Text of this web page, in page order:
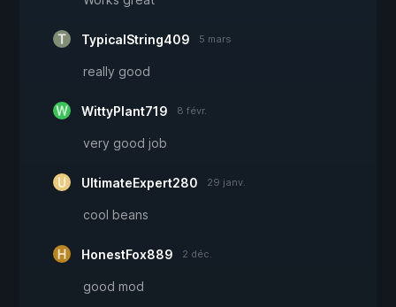
TypicalString409 5 mars
really good
WittyPlant719 8 févr.
very good job
UltimateExpert280 29 janv.
cool beans
HonestFox889 2 déc.
good mod